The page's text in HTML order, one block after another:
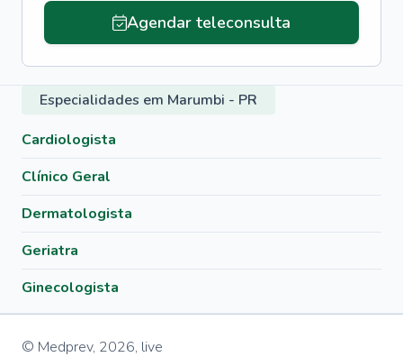
Agendar teleconsulta
Especialidades em Marumbi - PR
Cardiologista
Clínico Geral
Dermatologista
Geriatra
Ginecologista
© Medprev, 2026, live